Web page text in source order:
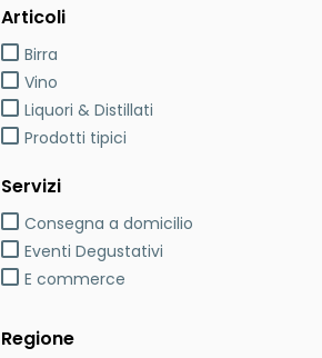
Articoli
Birra
Vino
Liquori & Distillati
Prodotti tipici
Servizi
Consegna a domicilio
Eventi Degustativi
E commerce
Regione